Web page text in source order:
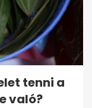
tenni a
való?